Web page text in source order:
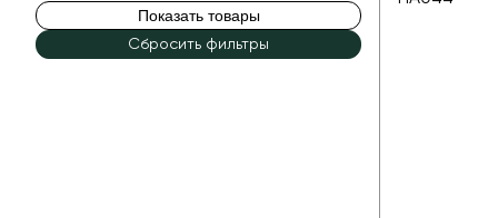
Показать товары
Сбросить фильтры